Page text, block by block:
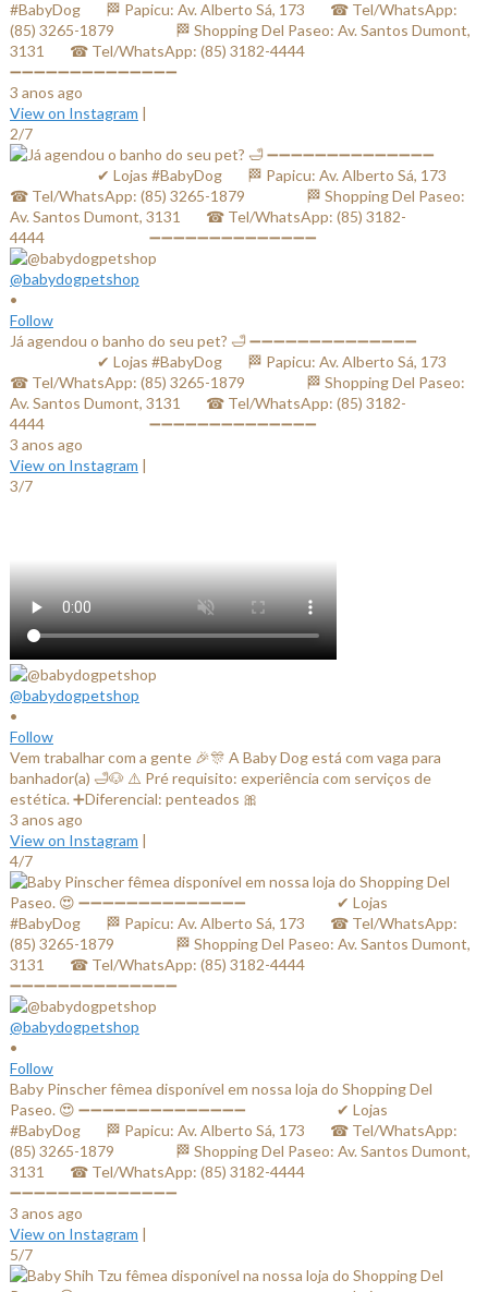
#BabyDog⠀⠀ 🏁 Papicu: Av. Alberto Sá, 173⠀⠀ ☎ Tel/WhatsApp:
(85) 3265-1879⠀⠀ ⠀⠀⠀ 🏁 Shopping Del Paseo: Av. Santos Dumont,
3131⠀⠀ ☎ Tel/WhatsApp: (85) 3182-4444⠀⠀⠀⠀ ⠀⠀⠀⠀⠀
➖➖➖➖➖➖➖➖➖➖➖➖➖➖
3 anos ago
View on Instagram |
2/7
@babydogpetshop
•
Follow
Já agendou o banho do seu pet? 🛁 ➖➖➖➖➖➖➖➖➖➖➖➖➖➖
⠀⠀⠀⠀⠀⠀⠀⠀✔ Lojas #BabyDog⠀⠀ 🏁 Papicu: Av. Alberto Sá, 173⠀⠀
☎ Tel/WhatsApp: (85) 3265-1879⠀⠀ ⠀⠀⠀ 🏁 Shopping Del Paseo:
Av. Santos Dumont, 3131⠀⠀ ☎ Tel/WhatsApp: (85) 3182-
4444⠀⠀⠀⠀ ⠀⠀⠀⠀⠀ ➖➖➖➖➖➖➖➖➖➖➖➖➖➖
3 anos ago
View on Instagram |
3/7
@babydogpetshop
•
Follow
Vem trabalhar com a gente 🎉🎊 A Baby Dog está com vaga para
banhador(a) 🛁🐶 ⚠️ Pré requisito: experiência com serviços de
estética. ➕Diferencial: penteados 🎀
3 anos ago
View on Instagram |
4/7
@babydogpetshop
•
Follow
Baby Pinscher fêmea disponível em nossa loja do Shopping Del
Paseo. 😍 ➖➖➖➖➖➖➖➖➖➖➖➖➖➖ ⠀⠀⠀⠀⠀⠀⠀⠀✔ Lojas
#BabyDog⠀⠀ 🏁 Papicu: Av. Alberto Sá, 173⠀⠀ ☎ Tel/WhatsApp:
(85) 3265-1879⠀⠀ ⠀⠀⠀ 🏁 Shopping Del Paseo: Av. Santos Dumont,
3131⠀⠀ ☎ Tel/WhatsApp: (85) 3182-4444⠀⠀⠀⠀ ⠀⠀⠀⠀⠀
➖➖➖➖➖➖➖➖➖➖➖➖➖➖
3 anos ago
View on Instagram |
5/7